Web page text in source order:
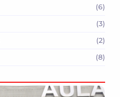
(6)
(3)
(2)
(8)